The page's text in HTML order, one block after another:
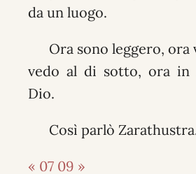
da un luogo.
Ora sono leggero, ora
vedo al di sotto, ora in
Dio.
Così parlò
« 07 09 »